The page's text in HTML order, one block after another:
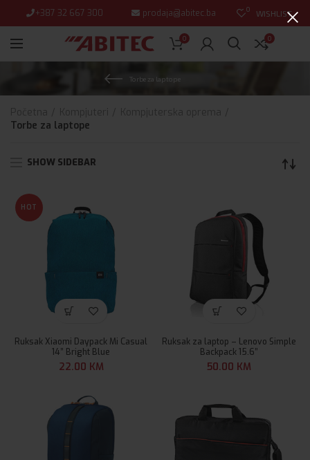
+387 32 667 300 prodaja@abitec.ba 0 WISHLIST
0 0
Torbe za laptope
Torbe za laptope
SHOW SIDEBAR
HOT
Ruksak Xiaomi Daypack Mi Casual
14” Bright Blue
22.00 KM
Ruksak za laptop – Lenovo Simple
Backpack 15.6”
50.00 KM